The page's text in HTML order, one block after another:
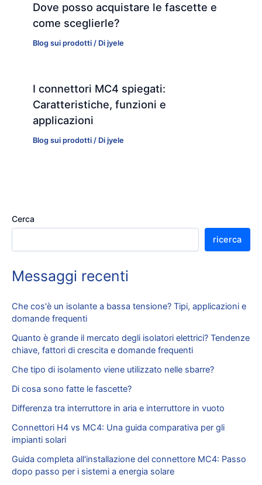
Dove posso acquistare le fascette e
come sceglierle?
Blog sui prodotti / Dijyele
I connettori MC4 spiegati:
Caratteristiche, funzioni e
applicazioni
Blog sui prodotti / Dijyele
Cerca
ricerca
Messaggi recenti
Che cos'è un isolante a bassa tensione? Tipi, applicazioni e
domande frequenti
Quanto è grande il mercato degli isolatori elettrici? Tendenze
chiave, fattori di crescita e domande frequenti
Che tipo di isolamento viene utilizzato nelle sbarre?
Di cosa sono fatte le fascette?
Differenza tra interruttore in aria e interruttore in vuoto
Connettori H4 vs MC4: Una guida comparativa per gli
impianti solari
Guida completa all'installazione del connettore MC4: Passo
dopo passo per i sistemi a energia solare